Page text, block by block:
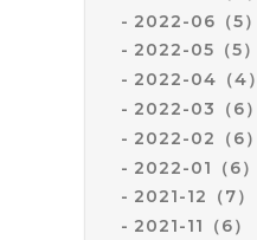
2022-06（5）
2022-05（5）
2022-04（4）
2022-03（6）
2022-02（6）
2022-01（6）
2021-12（7）
2021-11（6）